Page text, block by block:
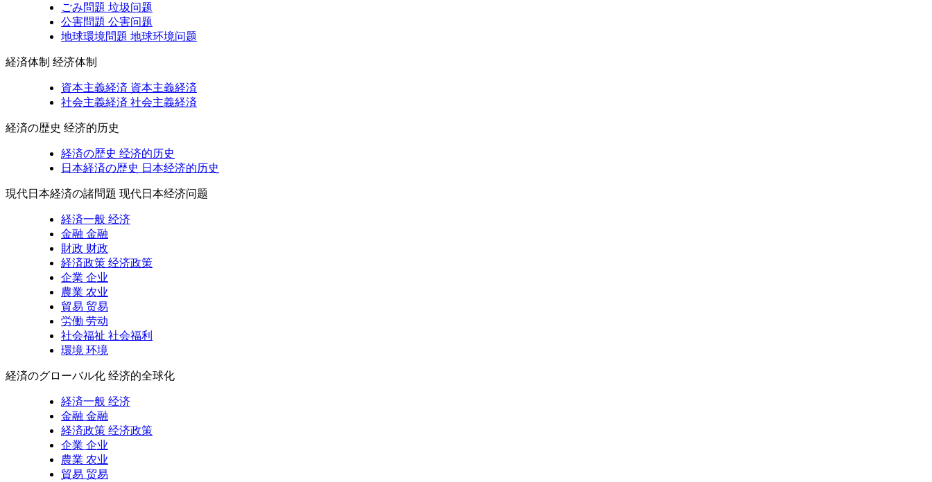
ごみ問題 垃圾问题
公害問題 公害问题
地球環境問題 地球环境问题
経済体制 经济体制
資本主義経済 資本主義経済
社会主義経済 社会主義経済
経済の歴史 经济的历史
経済の歴史 经济的历史
日本経済の歴史 日本经济的历史
現代日本経済の諸問題 现代日本经济问题
経済一般 经济
金融 金融
財政 财政
経済政策 经济政策
企業 企业
農業 农业
貿易 贸易
労働 劳动
社会福祉 社会福利
環境 环境
経済のグローバル化 经济的全球化
経済一般 经济
金融 金融
経済政策 经济政策
企業 企业
農業 农业
貿易 贸易